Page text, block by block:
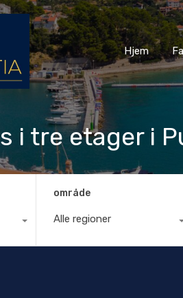
Hjem
Hjem
i tre etager i
område
Alle regioner